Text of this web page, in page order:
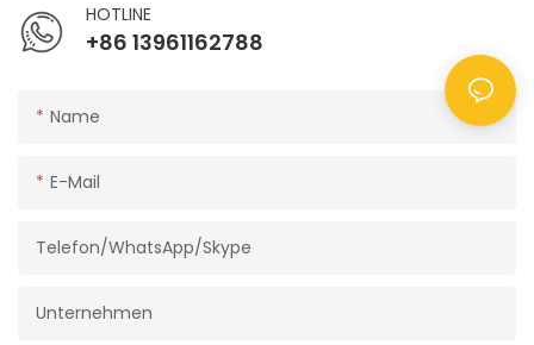
HOTLINE
+86 13961162788
Name
E-Mail
Telefon/WhatsApp/Skype
Unternehmen